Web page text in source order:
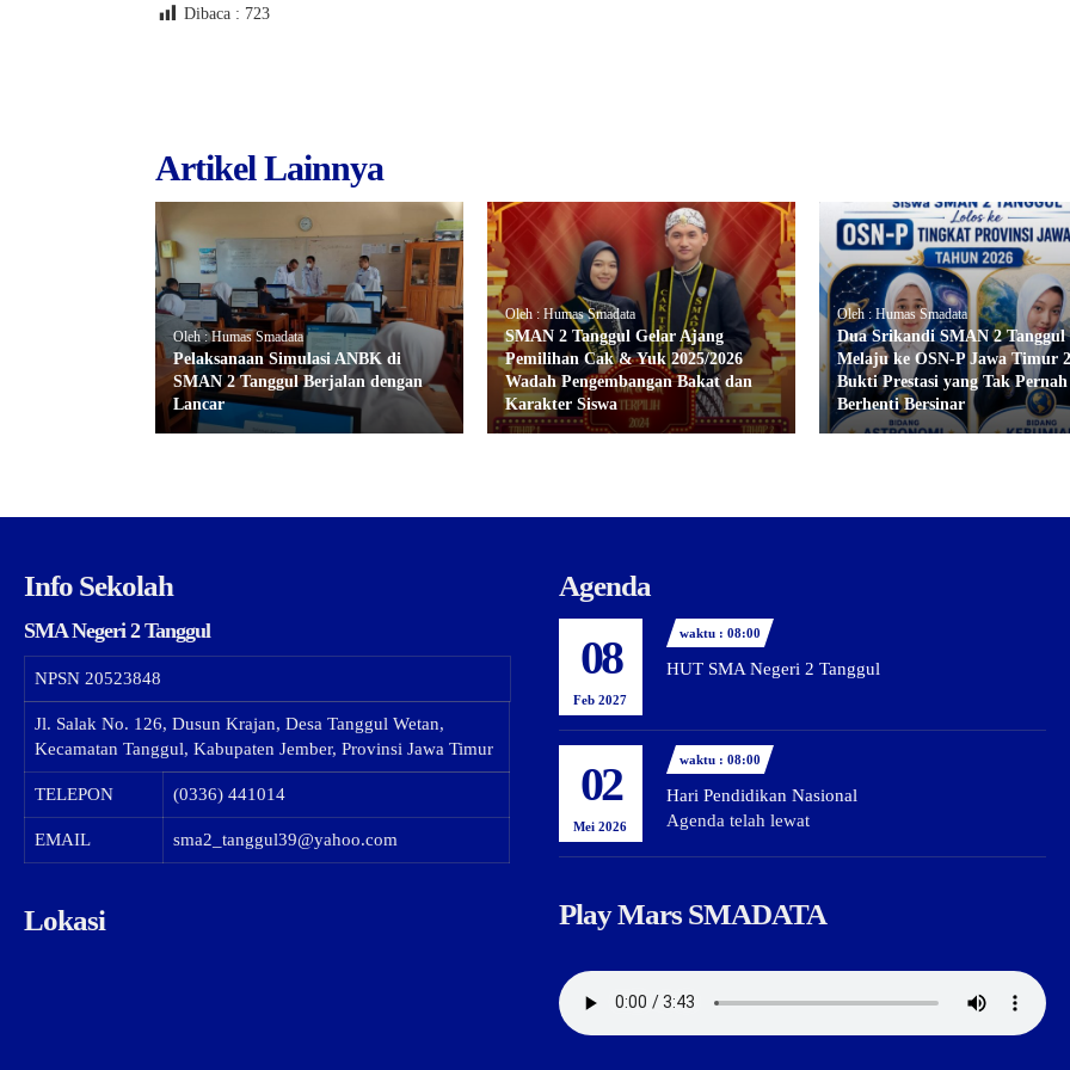
Dibaca : 723
Artikel Lainnya
Oleh : Humas Smadata
Pelaksanaan Simulasi ANBK di
SMAN 2 Tanggul Berjalan dengan
Lancar
Oleh : Humas Smadata
SMAN 2 Tanggul Gelar Ajang
Pemilihan Cak & Yuk 2025/2026
Wadah Pengembangan Bakat dan
Karakter Siswa
Oleh : Humas Smadata
Dua Srikandi SMAN 2 Tanggul
Melaju ke OSN-P Jawa Timur
Bukti Prestasi yang Tak Pernah
Berhenti Bersinar
Info Sekolah
SMA Negeri 2 Tanggul
NPSN 20523848
Jl. Salak No. 126, Dusun Krajan, Desa Tanggul Wetan,
Kecamatan Tanggul, Kabupaten Jember, Provinsi Jawa Timur
TELEPON (0336) 441014
EMAIL sma2_tanggul39@yahoo.com
Lokasi
Agenda
08
Feb 2027
waktu : 08:00
HUT SMA Negeri 2 Tanggul
02
Mei 2026
waktu : 08:00
Hari Pendidikan Nasional
Agenda telah lewat
Play Mars SMADATA